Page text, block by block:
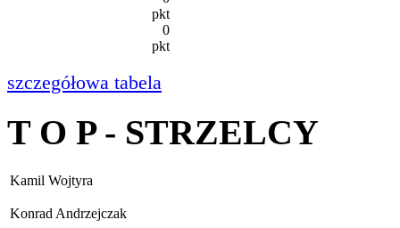
pkt
0
pkt
szczegółowa tabela
T O P - STRZELCY
Kamil Wojtyra
Konrad Andrzejczak